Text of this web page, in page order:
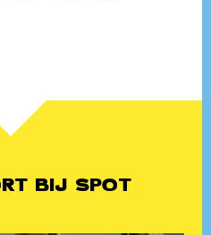
BIJ SPOT